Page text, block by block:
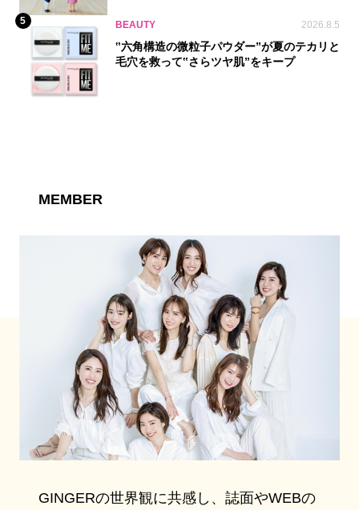
5 BEAUTY 2026.8.5
‟六角構造の微粒子パウダー”が夏のテカリと
毛穴を救って‟さらツヤ肌”をキープ
MEMBER
GINGERの世界観に共感し、誌面やWEBの